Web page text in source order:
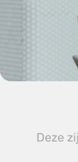
Deze